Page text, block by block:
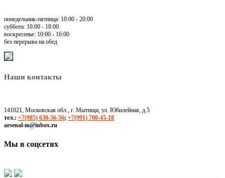
понедельник-пятница: 10:00 - 20:00
суббота: 10:00 - 18:00
воскресенье: 10:00 - 16:00
без перерыва на обед
Наши контакты
141021, Московская обл., г. Мытищи, ул. Юбилейная, д.5
тел.: +7(985) 630-56-56; +7(991) 700-45-18
arsenal-m@inbox.ru
Мы в соцсетях